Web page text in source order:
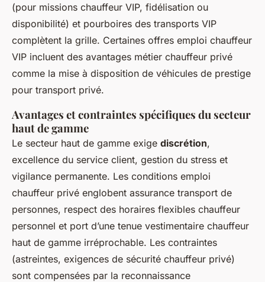
(pour missions chauffeur VIP, fidélisation ou
disponibilité) et pourboires des transports VIP
complètent la grille. Certaines offres emploi chauffeur
VIP incluent des avantages métier chauffeur privé
comme la mise à disposition de véhicules de prestige
pour transport privé.
Avantages et contraintes spécifiques du secteur
haut de gamme
Le secteur haut de gamme exige discrétion,
excellence du service client, gestion du stress et
vigilance permanente. Les conditions emploi
chauffeur privé englobent assurance transport de
personnes, respect des horaires flexibles chauffeur
personnel et port d’une tenue vestimentaire chauffeur
haut de gamme irréprochable. Les contraintes
(astreintes, exigences de sécurité chauffeur privé)
sont compensées par la reconnaissance